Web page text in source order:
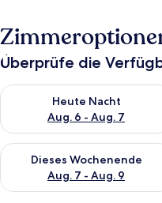
Überprüfe die
Heute Nacht
Aug. 6 - Aug. 7
Überprüfe die
Dieses Wochenende
Aug. 7 - Aug. 9
Überprüfe die